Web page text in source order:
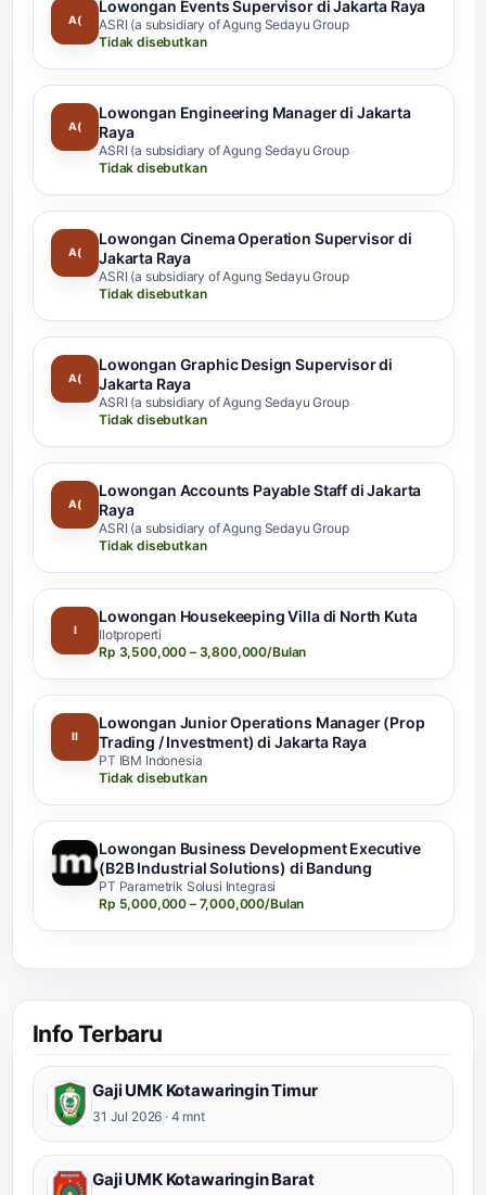
A(
Lowongan Events Supervisor di Jakarta Raya
ASRI (a subsidiary of Agung Sedayu Group
Tidak disebutkan
A(
Lowongan Engineering Manager di Jakarta
Raya
ASRI (a subsidiary of Agung Sedayu Group
Tidak disebutkan
A(
Lowongan Cinema Operation Supervisor di
Jakarta Raya
ASRI (a subsidiary of Agung Sedayu Group
Tidak disebutkan
A(
Lowongan Graphic Design Supervisor di
Jakarta Raya
ASRI (a subsidiary of Agung Sedayu Group
Tidak disebutkan
A(
Lowongan Accounts Payable Staff di Jakarta
Raya
ASRI (a subsidiary of Agung Sedayu Group
Tidak disebutkan
I
Lowongan Housekeeping Villa di North Kuta
Ilotproperti
Rp 3,500,000 – 3,800,000/Bulan
II
Lowongan Junior Operations Manager (Prop
Trading / Investment) di Jakarta Raya
PT IBM Indonesia
Tidak disebutkan
Lowongan Business Development Executive
(B2B Industrial Solutions) di Bandung
PT Parametrik Solusi Integrasi
Rp 5,000,000 – 7,000,000/Bulan
Info Terbaru
Gaji UMK Kotawaringin Timur
31 Jul 2026 · 4 mnt
Gaji UMK Kotawaringin Barat